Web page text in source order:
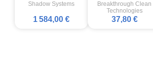
Shadow Systems
1 584,00 €
Breakthrough Clean
Technologies
37,80 €